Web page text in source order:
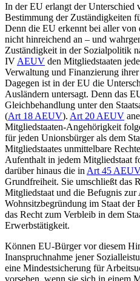
In der EU erlangt der Unterschied
Bestimmung der Zuständigkeiten
Denn die EU erkennt bei aller von
nicht hinreichend an – und
Zuständigkeit in der Sozialpolitik
IV AEUV den Mitgliedstaaten
Verwaltung und Finanzierung
Dagegen ist in der EU die
Ausländern untersagt. Denn das
Gleichbehandlung unter den
(Art 18 AEUV). Art 20 AEUV
Mitgliedstaaten-Angehörigkeit
für jeden Unionsbürger als dem
Mitgliedstaates unmittelbare
Aufenthalt in jedem Mitgliedstaat
darüber hinaus die in Art 45
Grundfreiheit. Sie umschließt das
Mitgliedstaat und die Befugnis zur
Wohnsitzbegründung im Staat
das Recht zum Verbleib in dem
Erwerbstätigkeit.
Können EU-Bürger vor diesem
Inanspruchnahme jener
eine Mindestsicherung für
vorsehen, wenn sie sich in einem